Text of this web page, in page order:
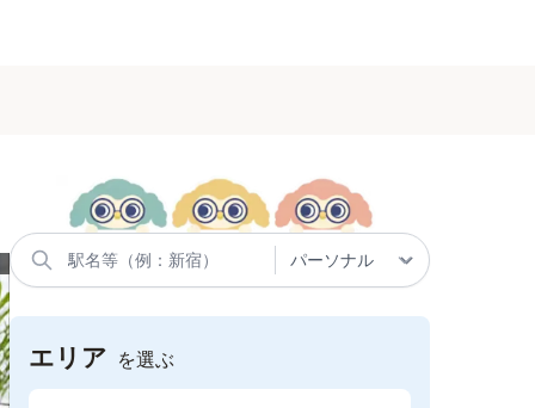
エリア を選ぶ